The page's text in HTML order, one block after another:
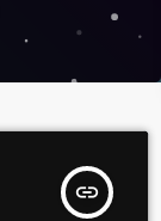
insert_link